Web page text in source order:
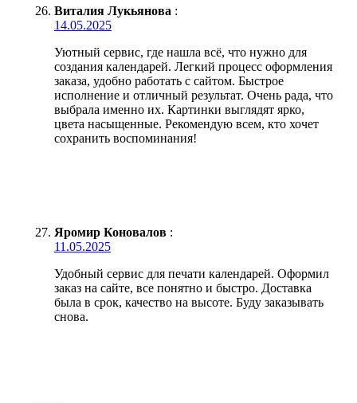
Виталия Лукьянова :
14.05.2025
Уютный сервис, где нашла всё, что нужно для
создания календарей. Легкий процесс оформления
заказа, удобно работать с сайтом. Быстрое
исполнение и отличный результат. Очень рада, что
выбрала именно их. Картинки выглядят ярко,
цвета насыщенные. Рекомендую всем, кто хочет
сохранить воспоминания!
Яромир Коновалов :
11.05.2025
Удобный сервис для печати календарей. Оформил
заказ на сайте, все понятно и быстро. Доставка
была в срок, качество на высоте. Буду заказывать
снова.